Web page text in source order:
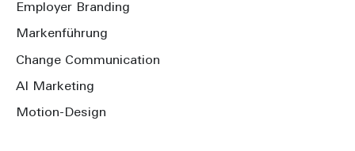
Employer Branding
Markenführung
Change Communication
AI Marketing
Motion-Design